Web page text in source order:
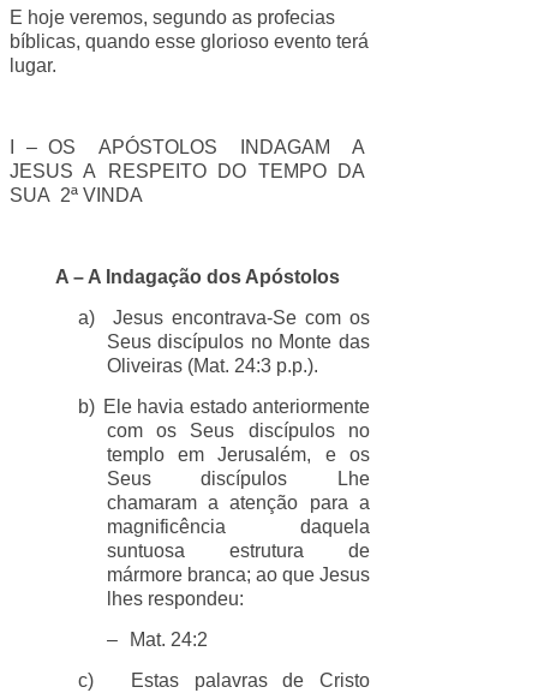
E hoje veremos, segundo as profecias
bíblicas, quando esse glorioso evento terá
lugar.
I – OS APÓSTOLOS INDAGAM A
JESUS A RESPEITO DO TEMPO DA
SUA 2ª VINDA
A – A Indagação dos Apóstolos
a)
Jesus encontrava-Se com os
Seus discípulos no Monte das
Oliveiras (Mat. 24:3 p.p.).
b) Ele havia estado anteriormente
com os Seus discípulos no
templo em Jerusalém, e os
Seus discípulos Lhe
chamaram a atenção para a
magnificência daquela
suntuosa estrutura de
mármore branca; ao que Jesus
lhes respondeu:
–
Mat. 24:2
c)
Estas palavras de Cristo